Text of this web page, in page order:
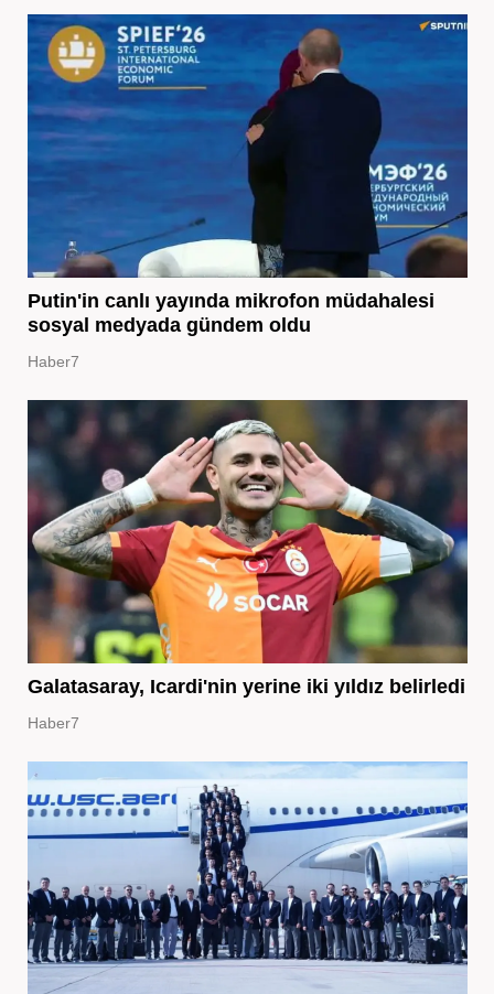
Putin'in canlı yayında mikrofon müdahalesi
sosyal medyada gündem oldu
Haber7
Galatasaray, Icardi'nin yerine iki yıldız belirledi
Haber7